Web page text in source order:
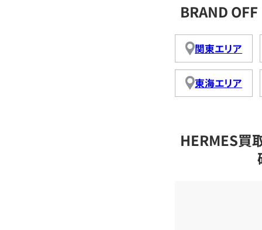
BRAND
関東エリア
東海エリア
HERMES買